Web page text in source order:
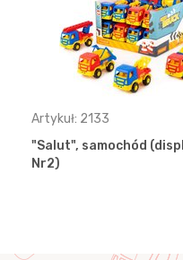
Artykuł: 2133
"Salut", samochód
Nr2)